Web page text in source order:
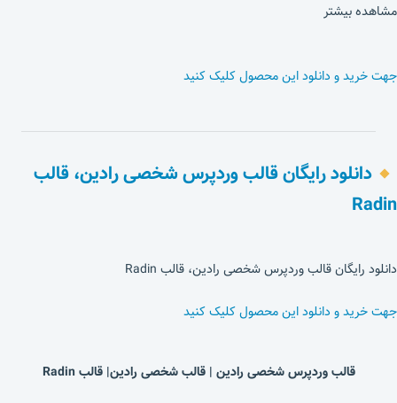
مشاهده بیشتر
جهت خرید و دانلود این محصول کلیک کنید
دانلود رایگان قالب وردپرس شخصی رادین، قالب
Radin
دانلود رایگان قالب وردپرس شخصی رادین، قالب Radin
جهت خرید و دانلود این محصول کلیک کنید
قالب وردپرس شخصی رادین | قالب شخصی رادین| قالب Radin